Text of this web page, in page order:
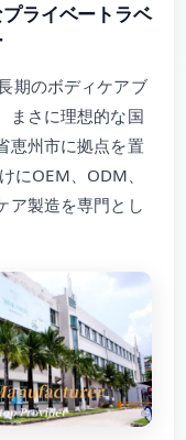
ライベートラベ
期のボディケアブ
まさに理想的な国
恵州市に拠点を置
にOEM、ODM、
ア製造を専門とし